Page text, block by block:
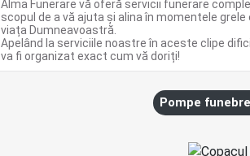
Alma Funerare vă oferă servicii funerare
scopul de a vă ajuta și alina în momentele
viața Dumneavoastră.
Apelând la serviciile noastre în aceste clipe
va fi organizat exact cum vă doriți!
Pompe